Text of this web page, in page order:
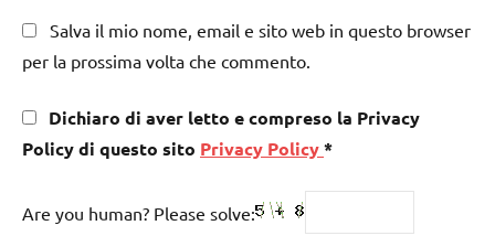
Salva il mio nome, email e sito web in questo browser
per la prossima volta che commento.
Dichiaro di aver letto e compreso la Privacy
Policy di questo sito Privacy Policy*
Are you human? Please solve: